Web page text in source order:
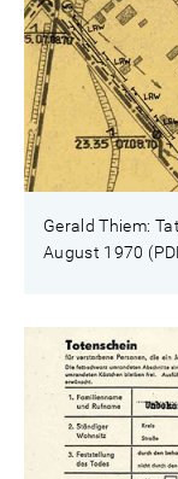
Gerald Thiem:
August 1970